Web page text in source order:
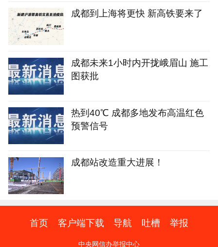
成都到上海将更快 新高铁要来了
成都未来1小时内开拢峨眉山 施工
图获批
热到40℃ 成都多地发布高温红色
预警信号
成都站改造重大进展！
首页 客户端下载 导航 吐槽 举报
中央网信办举报中心